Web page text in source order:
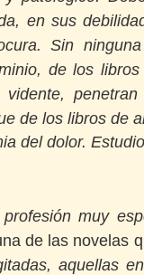
en sus
Sin
de los
vidente,
de los libros de
del dolor.
muy
de las novelas
aquellas